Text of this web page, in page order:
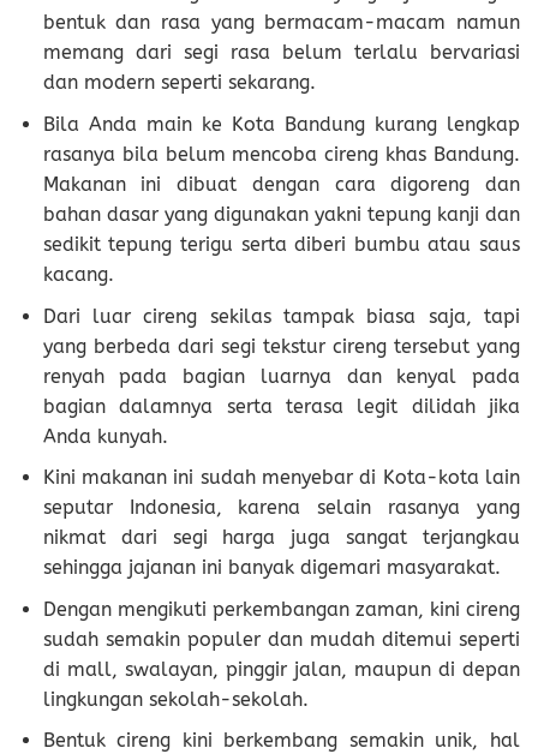
bentuk dan rasa yang bermacam-macam namun
memang dari segi rasa belum terlalu bervariasi
dan modern seperti sekarang.
Bila Anda main ke Kota Bandung kurang lengkap
rasanya bila belum mencoba cireng khas Bandung.
Makanan ini dibuat dengan cara digoreng dan
bahan dasar yang digunakan yakni tepung kanji dan
sedikit tepung terigu serta diberi bumbu atau saus
kacang.
Dari luar cireng sekilas tampak biasa saja, tapi
yang berbeda dari segi tekstur cireng tersebut yang
renyah pada bagian luarnya dan kenyal pada
bagian dalamnya serta terasa legit dilidah jika
Anda kunyah.
Kini makanan ini sudah menyebar di Kota-kota lain
seputar Indonesia, karena selain rasanya yang
nikmat dari segi harga juga sangat terjangkau
sehingga jajanan ini banyak digemari masyarakat.
Dengan mengikuti perkembangan zaman, kini cireng
sudah semakin populer dan mudah ditemui seperti
di mall, swalayan, pinggir jalan, maupun di depan
lingkungan sekolah-sekolah.
Bentuk cireng kini berkembang semakin unik, hal